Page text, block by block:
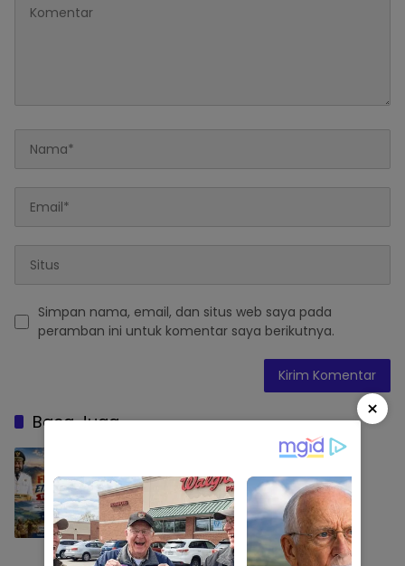
Simpan nama, email, dan situs web saya pada
peramban ini untuk komentar saya berikutnya.
Baca Juga
Ketika Tuhan Tersenyum di Bumi Nawi
Arigi, Festival Etnik Religi Tolikara Siap
Sambut Wisatawan Dunia
SIDRAP Agustus 8, 2026
×